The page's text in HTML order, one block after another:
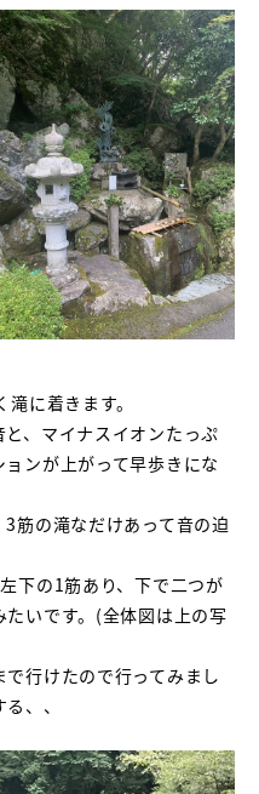
に着きます。
、マイナスイオンたっぷ
ンが上がって早歩きにな
筋の滝なだけあって音の迫
下の1筋あり、下で二つが
いです。(全体図は上の写
行けたので行ってみまし
、、